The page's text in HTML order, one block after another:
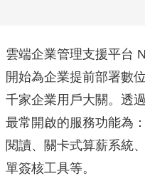
雲端企業管理支援平台
開始為企業提前部署數
千家企業用戶大關。透
最常開啟的服務功能為
閱讀、關卡式算薪系統
單簽核工具等。